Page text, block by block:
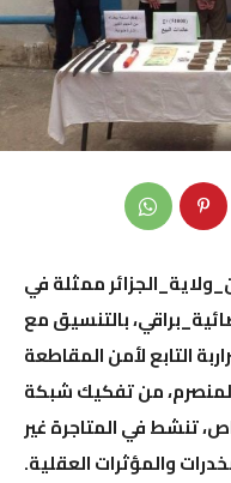
ممثلة في
بالتنسيق مع
التابع لأمن المقاطعة
المنصرم، من تفكيك شبكة
مكونة من 05 أشخاص، تنشط في المتاجرة غير
والمؤثرات العقلية.